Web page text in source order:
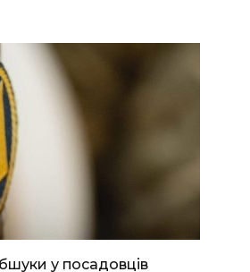
у посадовців